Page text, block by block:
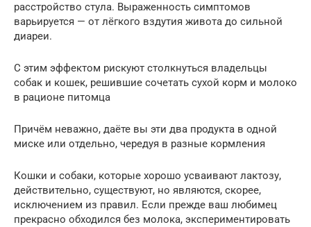
расстройство стула. Выраженность симптомов
варьируется — от лёгкого вздутия живота до сильной
диареи.
С этим эффектом рискуют столкнуться владельцы
собак и кошек, решившие сочетать сухой корм и молоко
в рационе питомца
Причём неважно, даёте вы эти два продукта в одной
миске или отдельно, чередуя в разные кормления
Кошки и собаки, которые хорошо усваивают лактозу,
действительно, существуют, но являются, скорее,
исключением из правил. Если прежде ваш любимец
прекрасно обходился без молока, экспериментировать